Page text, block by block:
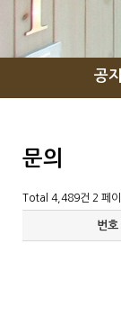
공
문의
Total 4,489건 2 페이
번호